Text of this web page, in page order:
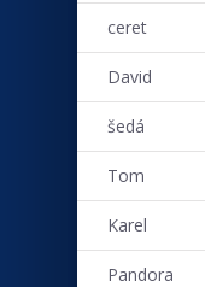
ceret
David
šedá
Tom
Karel
Pandora